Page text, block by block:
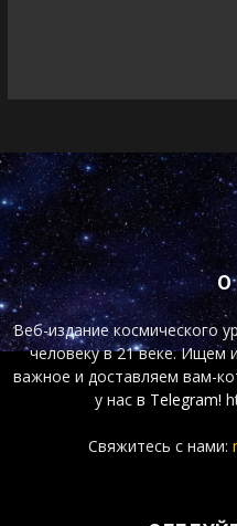
О
Веб-издание космического
человеку в 21 веке. Ищем
важное и доставляем вам-
у нас в Telegram!
Свяжитесь с нами: